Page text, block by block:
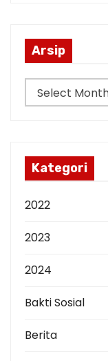
i
o
n
Arsip
r
Kategori
2022
2023
2024
Bakti Sosial
Berita